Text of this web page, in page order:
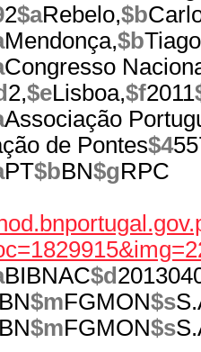
2$aRebelo,$b
Mendonça,$bTiago
Congresso
2,$eLisboa,$f2011
Associação
de Pontes$4
PT$bBN$gRPC
BIBNAC$d
BN$mFGMON$s
BN$mFGMON$s